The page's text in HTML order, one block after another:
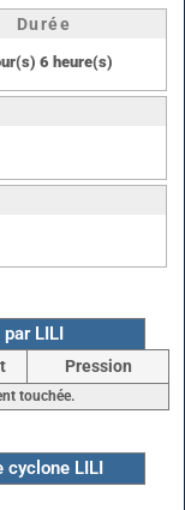
Durée
6 heure(s)
LILI
Pression
touchée.
cyclone LILI